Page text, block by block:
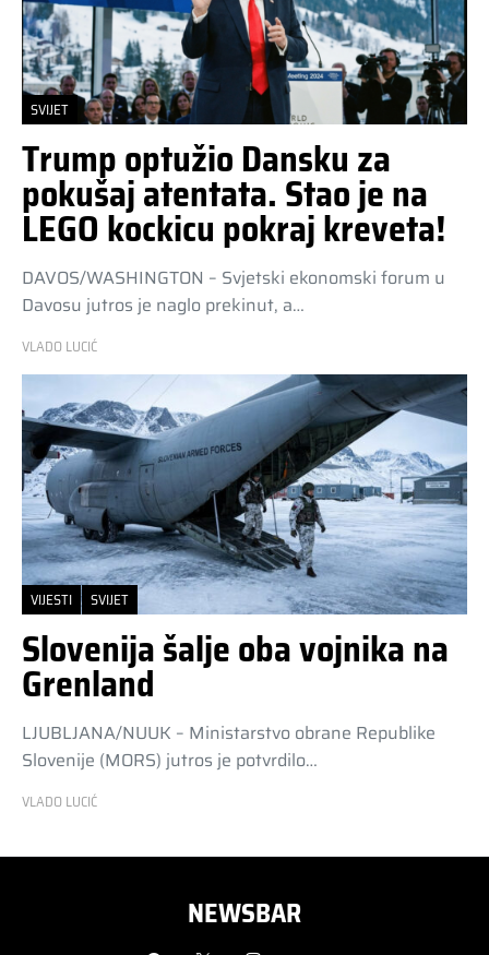
SVIJET
Trump optužio Dansku za
pokušaj atentata. Stao je na
LEGO kockicu pokraj kreveta!
DAVOS/WASHINGTON – Svjetski ekonomski forum u
Davosu jutros je naglo prekinut, a…
VLADO LUCIĆ
VIJESTI SVIJET
Slovenija šalje oba vojnika na
Grenland
LJUBLJANA/NUUK – Ministarstvo obrane Republike
Slovenije (MORS) jutros je potvrdilo…
VLADO LUCIĆ
NEWSBAR